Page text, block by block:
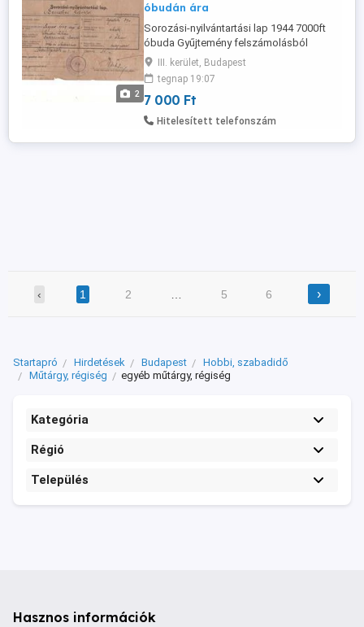
2
óbudán ára
Sorozási-nyilvántartási lap 1944 7000ft
óbuda Gyűjtemény felszámolásból
személyes átvétel óbudán ára 7000ft
III. kerület, Budapest
tegnap 19:07
7 000 Ft
Hitelesített telefonszám
‹ 1 2 5 6 ›
Startapró Hirdetések Budapest
Hobbi, szabadidő
Műtárgy, régiség
egyéb műtárgy, régiség
Kategória
Régió
Település
Hasznos információk